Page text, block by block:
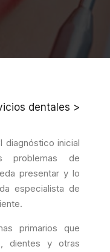
dentales >
diagnóstico inicial
problemas de
presentar y lo
especialista de
primarios que
dientes y otras